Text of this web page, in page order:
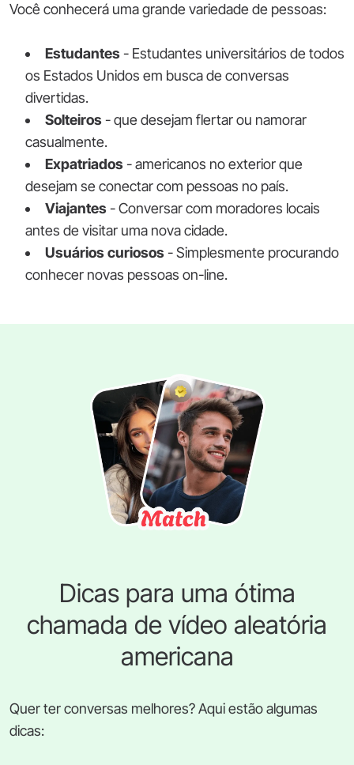
Você conhecerá uma grande variedade de pessoas:
Estudantes - Estudantes universitários de todos
os Estados Unidos em busca de conversas
divertidas.
Solteiros - que desejam flertar ou namorar
casualmente.
Expatriados - americanos no exterior que
desejam se conectar com pessoas no país.
Viajantes - Conversar com moradores locais
antes de visitar uma nova cidade.
Usuários curiosos - Simplesmente procurando
conhecer novas pessoas on-line.
Dicas para uma ótima
chamada de vídeo aleatória
americana
Quer ter conversas melhores? Aqui estão algumas
dicas: